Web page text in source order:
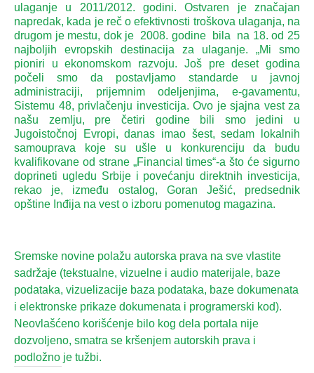
ulaganje u 2011/2012. godini. Ostvaren je značajan
napredak, kada je reč o efektivnosti troškova ulaganja, na
drugom je mestu, dok je 2008. godine bila na 18. od 25
najboljih evropskih destinacija za ulaganje. „Mi smo
pioniri u ekonomskom razvoju. Još pre deset godina
počeli smo da postavljamo standarde u javnoj
administraciji, prijemnim odeljenjima, e-gavamentu,
Sistemu 48, privlačenju investicija. Ovo je sjajna vest za
našu zemlju, pre četiri godine bili smo jedini u
Jugoistočnoj Evropi, danas imao šest, sedam lokalnih
samouprava koje su ušle u konkurenciju da budu
kvalifikovane od strane „Financial times“-a što će sigurno
doprineti ugledu Srbije i povećanju direktnih investicija,
rekao je, između ostalog, Goran Ješić, predsednik
opštine Inđija na vest o izboru pomenutog magazina.
Sremske novine polažu autorska prava na sve vlastite
sadržaje (tekstualne, vizuelne i audio materijale, baze
podataka, vizuelizacije baza podataka, baze dokumenata
i elektronske prikaze dokumenata i programerski kod).
Neovlašćeno korišćenje bilo kog dela portala nije
dozvoljeno, smatra se kršenjem autorskih prava i
podložno je tužbi.